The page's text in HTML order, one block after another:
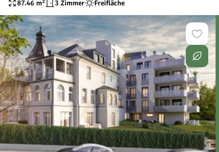
87.46 m² 3 Zimmer Freifläche